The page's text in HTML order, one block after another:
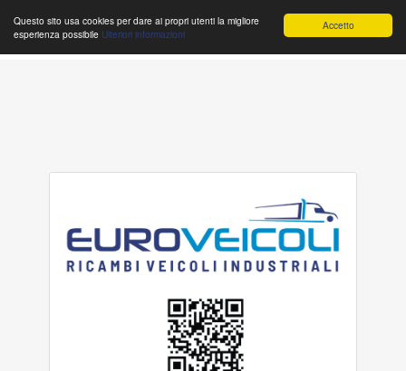
Accetto
Questo sito usa cookies per dare ai propri utenti la migliore
esperienza possibile Ulteriori informazioni